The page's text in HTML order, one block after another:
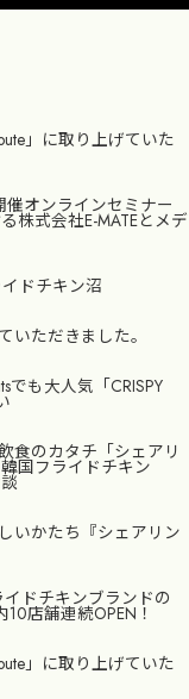
」に取り上げていた
催オンラインセミナー
株式会社E-MATEとメデ
ドチキン沼
いただきました。
でも大人気「CRISPY
食のカタチ「シェアリ
国フライドチキン
いかたち『シェアリン
ドチキンブランドの
10店舗連続OPEN！
」に取り上げていた